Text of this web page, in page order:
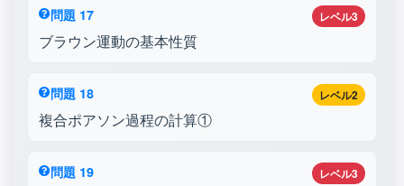
レベル3
問題 17
ブラウン運動の基本性質
レベル2
問題 18
複合ポアソン過程の計算①
レベル3
問題 19